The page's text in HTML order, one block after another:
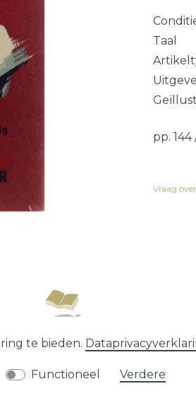
Taal
pp.
Vraag
Algemene
te bieden.
Functioneel
Verdere